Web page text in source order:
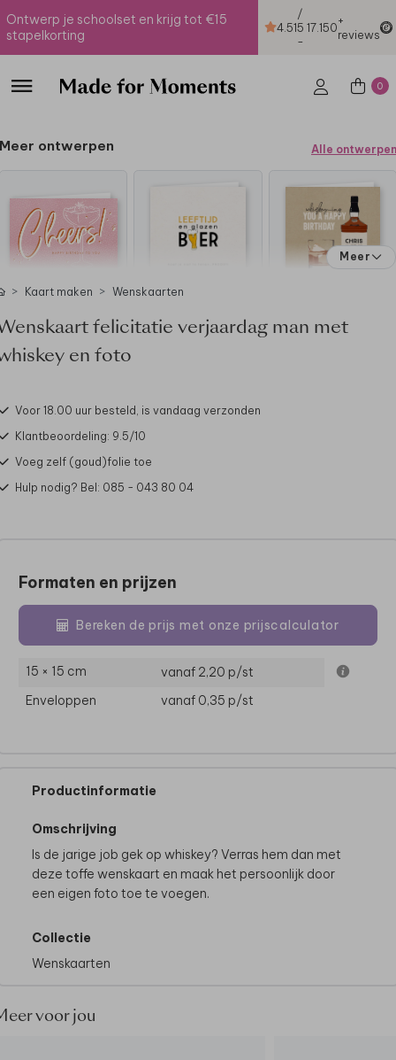
Ontwerp je schoolset en krijg tot €15
stapelkorting
4.51
/
5
-
17.150+
reviews
0
Meer ontwerpen Alle ontwerpen
Meer
Kaart maken Wenskaarten
felicitatie verjaardag man met
en foto
Voor 18.00 uur besteld, is vandaag verzonden
Klantbeoordeling: 9.5/10
Voeg zelf (goud)folie toe
Hulp nodig? Bel: 085 - 043 80 04
Formaten en prijzen
Bereken de prijs met onze prijscalculator
15 × 15 cm vanaf 2,20 p/st
Enveloppen
vanaf 0,35 p/st
Productinformatie
Omschrijving
Is de jarige job gek op whiskey? Verras hem dan met
deze toffe wenskaart en maak het persoonlijk door
een eigen foto toe te voegen.
Collectie
Wenskaarten
voor jou